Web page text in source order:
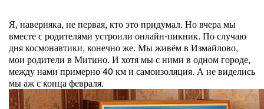
Я, наверняка, не первая, кто это придумал. Но вчера мы
вместе с родителями устроили онлайн-пикник. По случаю
дня космонавтики, конечно же. Мы живём в Измайлово,
мои родители в Митино. И хотя мы с ними в одном городе,
между нами примерно 40 км и самоизоляция. А не виделись
мы аж с конца февраля.